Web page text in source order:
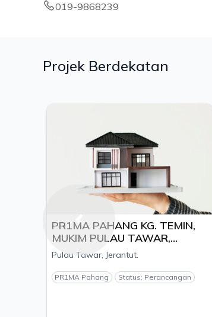
019-9868239
Projek Berdekatan
PR1MA PAHANG KG. TEMIN,
MUKIM PULAU TAWAR,
DAERAH JERANTUT, PAHANG
- PEMAJU BETA ENGINEERING
& CONSTRUCTION SDN.BHD
Pulau Tawar, Jerantut.
PR1MA Pahang Status: Perancangan
Previous